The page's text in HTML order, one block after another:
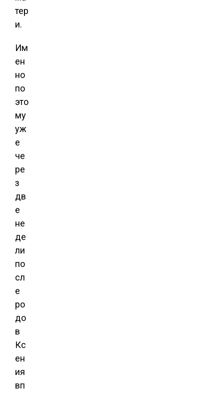
тер
и.
Им
ен
но
по
это
му
уж
е
че
ре
з
дв
е
не
де
ли
по
сл
е
ро
до
в
Кс
ен
ия
вп